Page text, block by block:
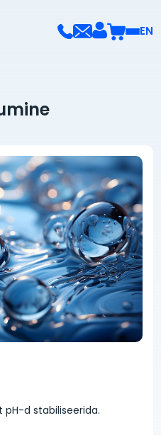
EN
pH-d stabiliseerida.